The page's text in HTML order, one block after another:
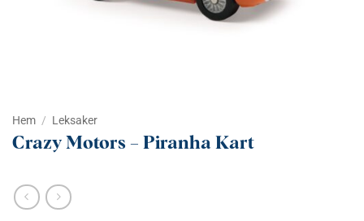
Hem / Leksaker
Crazy Motors – Piranha Kart